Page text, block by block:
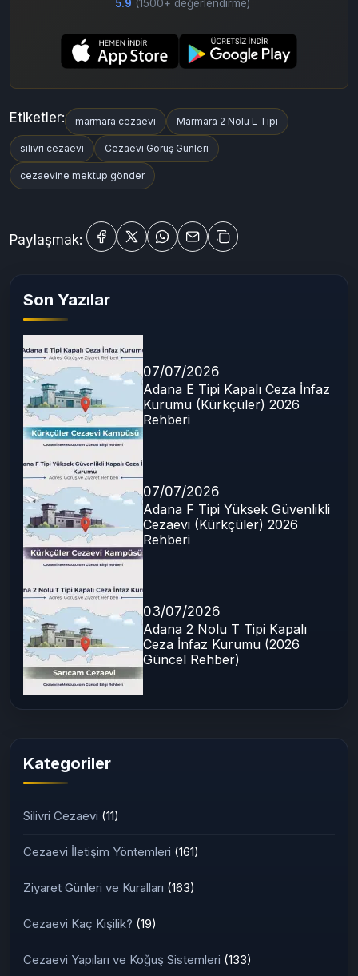
5.9 (1500+ değerlendirme)
Etiketler: marmara cezaevi Marmara 2 Nolu L Tipi
silivri cezaevi Cezaevi Görüş Günleri
cezaevine mektup gönder
Paylaşmak:
Son Yazılar
07/07/2026
Adana E Tipi Kapalı Ceza İnfaz
Kurumu (Kürkçüler) 2026
Rehberi
07/07/2026
Adana F Tipi Yüksek Güvenlikli
Cezaevi (Kürkçüler) 2026
Rehberi
03/07/2026
Adana 2 Nolu T Tipi Kapalı
Ceza İnfaz Kurumu (2026
Güncel Rehber)
Kategoriler
Silivri Cezaevi (11)
Cezaevi İletişim Yöntemleri (161)
Ziyaret Günleri ve Kuralları (163)
Cezaevi Kaç Kişilik? (19)
Cezaevi Yapıları ve Koğuş Sistemleri (133)